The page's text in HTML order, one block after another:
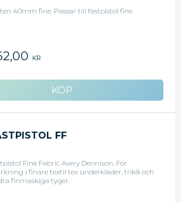
40mm fine. Passar till fästpistol fine.
KR
FF
Fine Fabric Avery Dennison. För
i finare textil tex underkläder, trikå och
finmaskiga tyger.